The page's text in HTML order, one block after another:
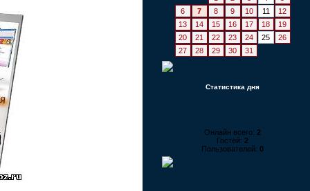
6
7 8 9 10 11
12
13
14 15 16 17 18
19
20
21 22 23 24 25
26
27
28 29 30 31
Статистика дня
Онлайн всего: 2
Гостей: 2
Пользователей: 0